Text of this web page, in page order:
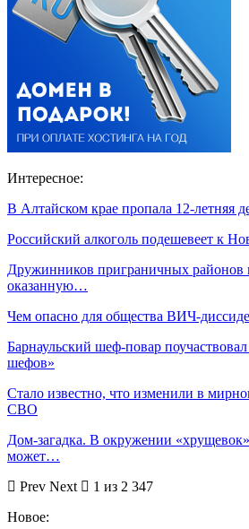
Интересное:
В Алтайском крае пропала 12-летняя
Российский алкоголь подешевеет к
Дружинников приграничных районов
оказанную…
Чем опасно для общества ВИЧ-
Барнаульский шеф-повар
шефов»
Стало известно, что изменили в
СВО
Дом-загадка. В окружении
может…
Prev Next
1 из 2 347
Новое: